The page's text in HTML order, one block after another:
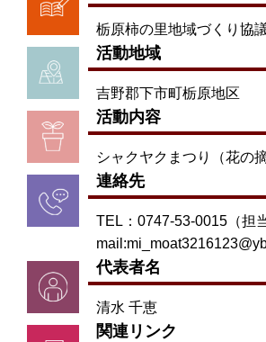
栃原柿の里地域づくり協
活動地域
吉野郡下市町栃原地区
活動内容
シャクヤクまつり（花の
連絡先
TEL：0747-53-0015（担
代表者名
清水 千恵
関連リンク